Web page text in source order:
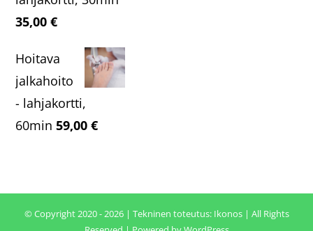
35,00€
Hoitava
jalkahoito
- lahjakortti,
60min 59,00€
© Copyright 2020 - 2026 | Tekninen toteutus: Ikonos| All Rights